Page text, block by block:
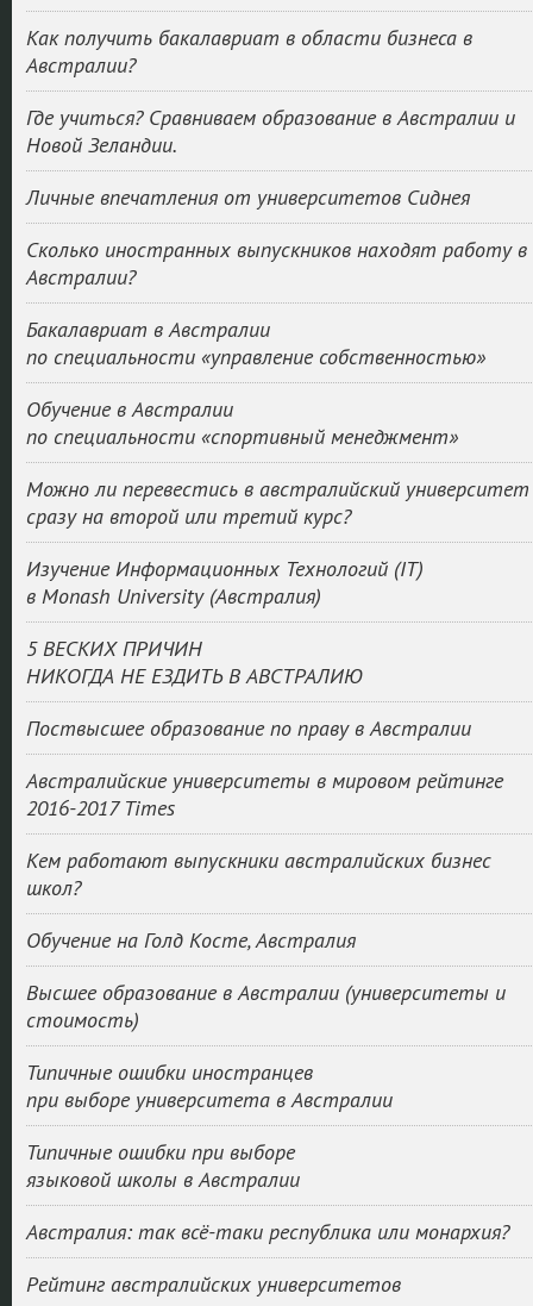
Как получить бакалавриат в области бизнеса в
Австралии?
Где учиться? Сравниваем образование в Австралии и
Новой Зеландии.
Личные впечатления от университетов Сиднея
Сколько иностранных выпускников находят работу в
Австралии?
Бакалавриат в Австралии
по специальности «управление собственностью»
Обучение в Австралии
по специальности «спортивный менеджмент»
Можно ли перевестись в австралийский университет
сразу на второй или третий курс?
Изучение Информационных Технологий (IT)
в Monash University (Австралия)
5 ВЕСКИХ ПРИЧИН
НИКОГДА НЕ ЕЗДИТЬ В АВСТРАЛИЮ
Поствысшее образование по праву в Австралии
Австралийские университеты в мировом рейтинге
2016-2017 Times
Кем работают выпускники австралийских бизнес
школ?
Обучение на Голд Косте, Австралия
Высшее образование в Австралии (университеты и
стоимость)
Типичные ошибки иностранцев
при выборе университета в Австралии
Типичные ошибки при выборе
языковой школы в Австралии
Австралия: так всё-таки республика или монархия?
Рейтинг австралийских университетов